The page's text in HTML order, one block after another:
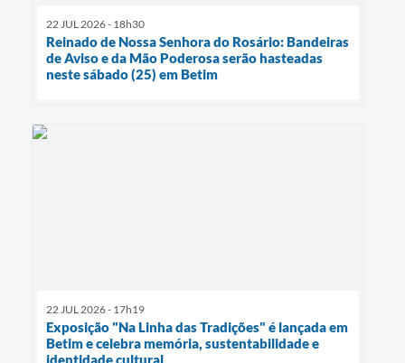
22 JUL 2026 - 18h30
Reinado de Nossa Senhora do Rosário: Bandeiras
de Aviso e da Mão Poderosa serão hasteadas
neste sábado (25) em Betim
22 JUL 2026 - 17h19
Exposição "Na Linha das Tradições" é lançada em
Betim e celebra memória, sustentabilidade e
identidade cultural